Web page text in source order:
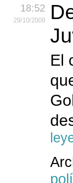
18:52
29/10/2009
El